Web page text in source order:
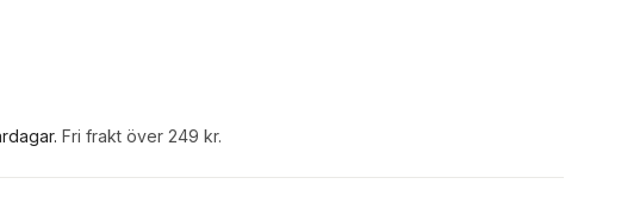
. Fri frakt över 249 kr.